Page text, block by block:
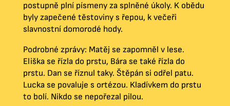
postupně plní písmeny za splněné úkoly. K obědu
byly zapečené těstoviny s řepou, k večeři
slavnostní domorodé hody.
Podrobné zprávy: Matěj se zapomněl v lese.
Eliška se řízla do prstu, Bára se také řízla do
prstu. Dan se říznul taky. Štěpán si odřel patu.
Lucka se povaluje s ortézou. Kladívkem do prstu
to bolí. Nikdo se nepořezal pilou.